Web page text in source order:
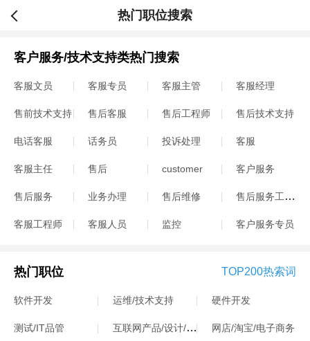
热门职位搜索
客户服务/技术支持类热门搜索
客服文员 客服专员 客服主管 客服经理
售前技术支持 售后客服 售后工程师 售后技术支持
电话客服 话务员 投诉处理 客服
客服主任 售后 customer 客户服务
售后服务 业务办理 售后维修 售后服务工程师
客服工程师 客服人员 监控 客户服务专员
热门职位 TOP200热索词
软件开发 运维/技术支持 硬件开发
测试/IT品管 互联网产品/设计/运营 网店/淘宝/电子商务